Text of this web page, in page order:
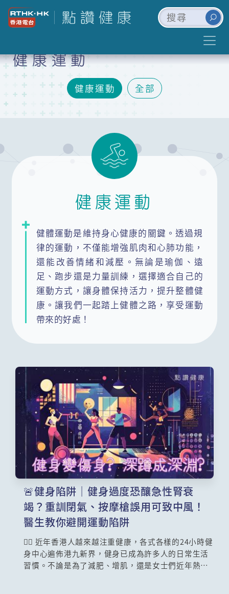
健康運動
全部
健康運動
健康運動
健體運動是維持身心健康的關鍵。透過規
律的運動，不僅能增強肌肉和心肺功能，
還能改善情緒和減壓。無論是瑜伽、遠
足、跑步還是力量訓練，選擇適合自己的
運動方式，讓身體保持活力，提升整體健
康。讓我們一起踏上健體之路，享受運動
帶來的好處！
🚨健身陷阱｜健身過度恐釀急性腎衰
竭？重訓閉氣、按摩槍誤用可致中風！
醫生教你避開運動陷阱
🏋️‍♂️ 近年香港人越來越注重健康，各式各樣的24小時健
身中心遍佈港九新界，健身已成為許多人的日常生活
習慣。不論是為了減肥、增肌，還是女士們近年熱捧